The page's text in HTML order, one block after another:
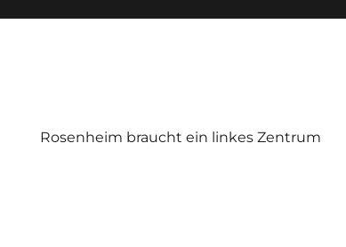
Rosenheim braucht ein linkes Zentrum